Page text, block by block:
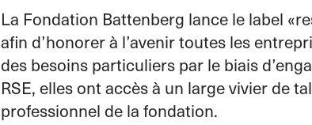
La Fondation Battenberg lance le label
afin d’honorer à l’avenir toutes les
des besoins particuliers par le biais
RSE, elles ont accès à un large vivier de
professionnel de la fondation.